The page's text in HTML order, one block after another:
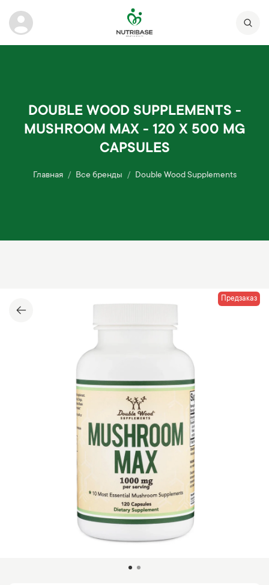
DOUBLE WOOD SUPPLEMENTS -
MUSHROOM MAX - 120 X 500 MG
CAPSULES
Главная Все бренды Double Wood Supplements
Предзаказ